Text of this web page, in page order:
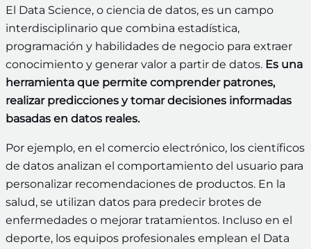
El Data Science, o ciencia de datos, es un campo
interdisciplinario que combina estadística,
programación y habilidades de negocio para extraer
conocimiento y generar valor a partir de datos. Es una
herramienta que permite comprender patrones,
realizar predicciones y tomar decisiones informadas
basadas en datos reales.
Por ejemplo, en el comercio electrónico, los científicos
de datos analizan el comportamiento del usuario para
personalizar recomendaciones de productos. En la
salud, se utilizan datos para predecir brotes de
enfermedades o mejorar tratamientos. Incluso en el
deporte, los equipos profesionales emplean el Data